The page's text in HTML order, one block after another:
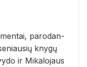
pa­ro­dan­
kny­gų
ir Mi­ka­lo­jaus